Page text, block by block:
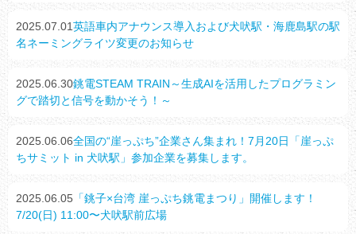
2025.07.01英語車内アナウンス導入および犬吠駅・海鹿島駅の駅
名ネーミングライツ変更のお知らせ
2025.06.30銚電STEAM TRAIN～生成AIを活用したプログラミン
グで踏切と信号を動かそう！～
2025.06.06全国の“崖っぷち”企業さん集まれ！7月20日「崖っぷ
ちサミット in 犬吠駅」参加企業を募集します。
2025.06.05 「銚子×台湾 崖っぷち銚電まつり」開催します！
7/20(日) 11:00〜犬吠駅前広場